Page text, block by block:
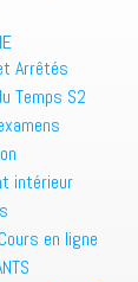
Arrêtés
Temps S2
intérieur
en ligne